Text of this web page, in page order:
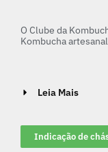
O Clube da
Kombucha
Leia Mais
Indicação de